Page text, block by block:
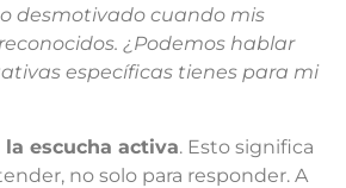
desmotivado cuando mis
¿Podemos hablar
específicas tienes para mi
la escucha activa. Esto significa
no solo para responder. A